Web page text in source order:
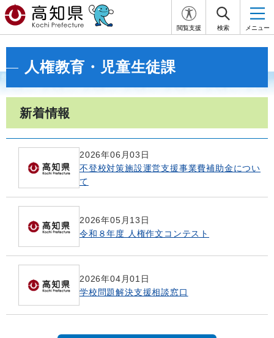
閲覧支援 検索 メニュー
人権教育・児童生徒課
新着情報
2026年06月03日
不登校対策施設運営支援事業費補助金につい
て
2026年05月13日
令和８年度 人権作文コンテスト
2026年04月01日
学校問題解決支援相談窓口